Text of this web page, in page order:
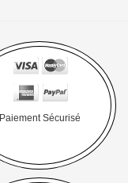
Paiement Sécurisé